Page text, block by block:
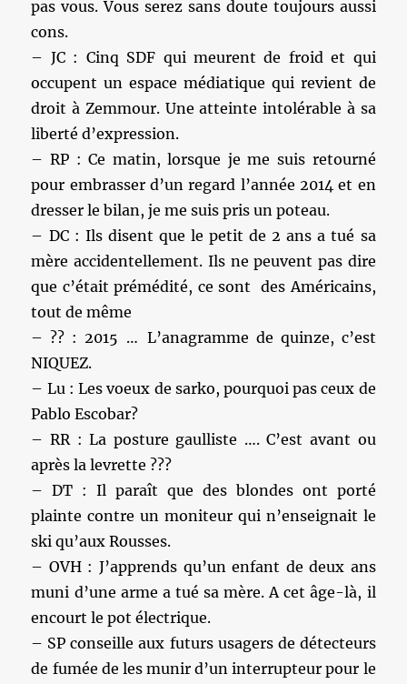
pas vous. Vous serez sans doute toujours aussi
cons.
– JC : Cinq SDF qui meurent de froid et qui
occupent un espace médiatique qui revient de
droit à Zemmour. Une atteinte intolérable à sa
liberté d’expression.
– RP : Ce matin, lorsque je me suis retourné
pour embrasser d’un regard l’année 2014 et en
dresser le bilan, je me suis pris un poteau.
– DC : Ils disent que le petit de 2 ans a tué sa
mère accidentellement. Ils ne peuvent pas dire
que c’était prémédité, ce sont des Américains,
tout de même
– ?? : 2015 … L’anagramme de quinze, c’est
NIQUEZ.
– Lu : Les voeux de sarko, pourquoi pas ceux de
Pablo Escobar?
– RR : La posture gaulliste …. C’est avant ou
après la levrette ???
– DT : Il paraît que des blondes ont porté
plainte contre un moniteur qui n’enseignait le
ski qu’aux Rousses.
– OVH : J’apprends qu’un enfant de deux ans
muni d’une arme a tué sa mère. A cet âge-là, il
encourt le pot électrique.
– SP conseille aux futurs usagers de détecteurs
de fumée de les munir d’un interrupteur pour le